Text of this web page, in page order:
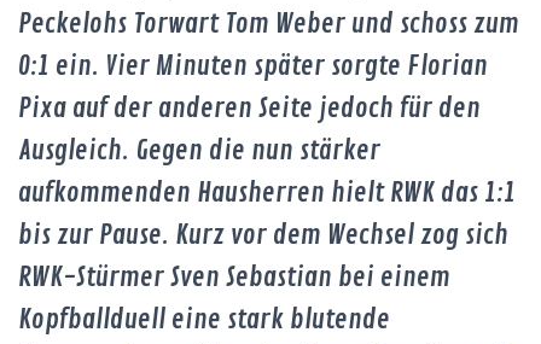
Peckelohs Torwart Tom Weber und schoss zum
0:1 ein. Vier Minuten später sorgte Florian
Pixa auf der anderen Seite jedoch für den
Ausgleich. Gegen die nun stärker
aufkommenden Hausherren hielt RWK das 1:1
bis zur Pause. Kurz vor dem Wechsel zog sich
RWK-Stürmer Sven Sebastian bei einem
Kopfballduell eine stark blutende